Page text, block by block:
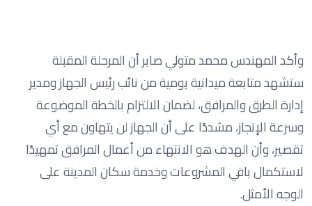
وأكد المهندس محمد متولي صابر أن المرحلة المقبلة
ستشهد متابعة ميدانية يومية من نائب رئيس الجهاز ومدير
إدارة الطرق والمرافق، لضمان الالتزام بالخطة الموضوعة
وسرعة الإنجاز، مشددًا على أن الجهاز لن يتهاون مع أي
تقصير، وأن الهدف هو الانتهاء من أعمال المرافق تمهيدًا
لاستكمال باقي المشروعات وخدمة سكان المدينة على
الوجه الأمثل.